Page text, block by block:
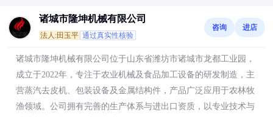
诸城市隆坤机械有限公司
法人:田玉平 通过真实性核验
咨询 进店
诸城市隆坤机械有限公司位于山东省潍坊市诸城市龙都工业园，
成立于2022年，专注于农业机械及食品加工设备的研发制造，主
营蒸汽去皮机、包装设备及金属结构件，产品广泛应用于农林牧
渔领域。公司拥有完善的生产体系与进出口资质，以专业技术与